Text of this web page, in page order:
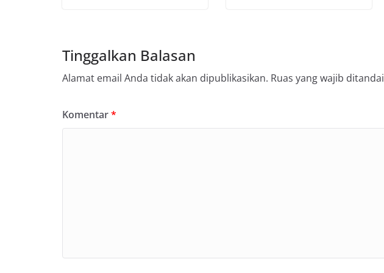
Tinggalkan Balasan
Alamat email Anda tidak akan dipublikasikan. Ruas yang wajib ditandai
Komentar*